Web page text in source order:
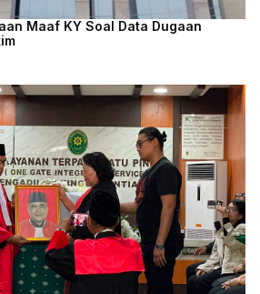
Maaf KY Soal Data Dugaan